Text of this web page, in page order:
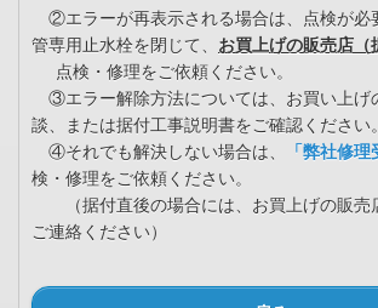
②エラーが再表示される場合は、点検が必
管専用止水栓を閉じて、 お買上げの販売店（
点検・修理をご依頼ください。
③エラー解除方法については、お買い上げ
談、または据付工事説明書をご確認ください。
④それでも解決しない場合は、
「弊社修理
検・修理をご依頼ください。
（据付直後の場合には、お買上げの販売
ご連絡ください）